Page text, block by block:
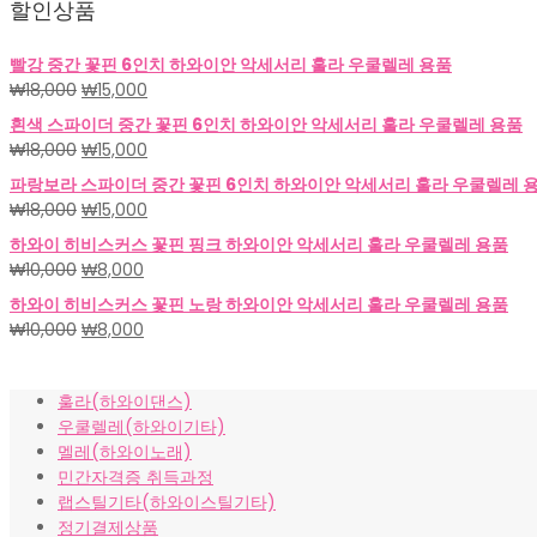
할인상품
빨강 중간 꽃핀 6인치 하와이안 악세서리 훌라 우쿨렐레 용품
₩18,000 원
래
가
격:
₩18,000.
₩15,000
재
가
격:
₩15,000.
흰색 스파이더 중간 꽃핀 6인치 하와이안 악세서리 훌라 우쿨렐레 용품
₩18,000 원
래
가
격:
₩18,000.
₩15,000
재
가
격:
₩15,000.
파랑보라 스파이더 중간 꽃핀 6인치 하와이안 악세서리 훌라 우쿨렐레
₩18,000 원
래
가
격:
₩18,000.
₩15,000
재
가
₩15,000.
하와이 히비스커스 꽃핀 핑크 하와이안 악세서리 훌라 우쿨렐레 용품
₩10,000 원
래
가
격:
₩8,000
재
가
격:
하와이 히비스커스 꽃핀 노랑 하와이안 악세서리 훌라 우쿨렐레 용품
₩10,000 원
격:
₩10,000.
₩8,000
격:
₩8,000.
훌라(하와이댄스)
우쿨렐레(하와이기타)
멜레(하와이노래)
민간자격증 취득과정
랩스틸기타(하와이스틸기타)
정기결제상품